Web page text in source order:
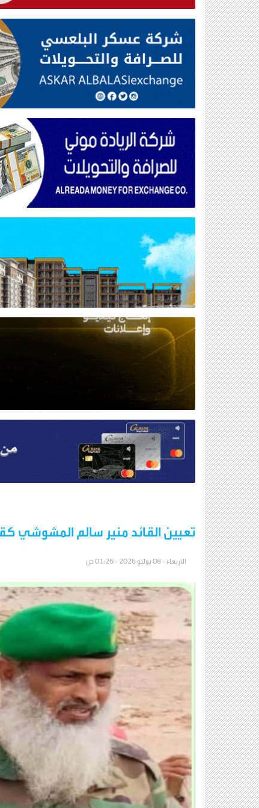
تعيين القائد منير سالم المشوشي
الأربعاء - 08 يوليو 2026 - 01:26 ص